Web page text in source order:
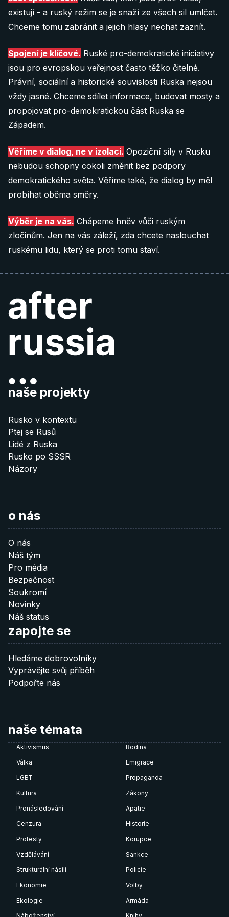
Podívejte se na 11 positions
Je nějaká další oblast ve které byste nám rádi pomohli? Dejte
info@after-russia.org
Donate 20 €
40 €
Donate 40 €
60 €
Donate 60 €
nascanujetepřímo z vaší bankovní aplikace
existují - a ruský režim se je snaží ze všech sil umlčet.
Chceme tomu zabránit a jejich hlasy nechat zaznít.
Spojení je klíčové. Ruské pro-demokratické iniciativy
jsou pro evropskou veřejnost často těžko čitelné.
Právní, sociální a historické souvislosti Ruska nejsou
vždy jasné. Chceme sdílet informace, budovat mosty a
propojovat pro-demokratickou část Ruska se
Západem.
Věříme v dialog, ne v izolaci. Opoziční síly v Rusku
nebudou schopny cokoli změnit bez podpory
demokratického světa. Věříme také, že dialog by měl
probíhat oběma směry.
Výběr je na vás. Chápeme hněv vůči ruským
zločinům. Jen na vás záleží, zda chcete naslouchat
ruskému lidu, který se proti tomu staví.
naše projekty
Rusko v kontextu
Ptej se Rusů
Lidé z Ruska
Rusko po SSSR
Názory
o nás
O nás
Náš tým
Pro média
Bezpečnost
Soukromí
Novinky
Náš status
zapojte se
Hledáme dobrovolníky
Vyprávějte svůj příběh
Podpořte nás
naše témata
Aktivismus
Rodina
Válka
Emigrace
LGBT
Propaganda
Kultura
Zákony
Pronásledování
Apatie
Cenzura
Historie
Protesty
Korupce
Vzdělávání
Sankce
Strukturální násilí
Policie
Ekonomie
Volby
Ekologie
Armáda